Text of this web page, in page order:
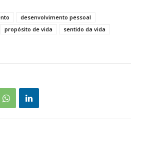
desenvolvimento pessoal
propósito de vida
sentido da vida